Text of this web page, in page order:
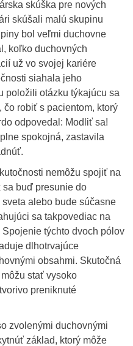
skúška pre nových
skúšali malú skupinu
bol veľmi duchovne
koľko duchovných
už vo svojej kariére
siahala jeho
položili otázku týkajúcu sa
čo robiť s pacientom, ktorý
odpovedal: Modliť sa!
spokojná, zastavila
nemôžu spojiť na
sa buď presunie do
alebo bude súčasne
sa takpovediac na
týchto dvoch pólov
dlhotrvajúce
obsahmi. Skutočná
stať vysoko
preniknuté
zvolenými duchovnými
základ, ktorý môže